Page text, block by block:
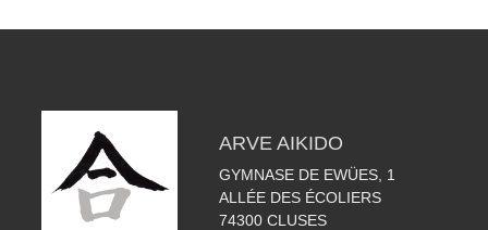
ARVE AIKIDO
GYMNASE DE EWÜES, 1
ALLÉE DES ÉCOLIERS
74300 CLUSES